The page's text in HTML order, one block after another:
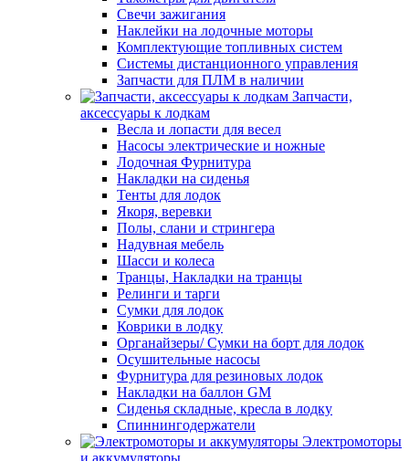
Свечи зажигания
Наклейки на лодочные моторы
Комплектующие топливных систем
Системы дистанционного управления
Запчасти для ПЛМ в наличии
Запчасти,
аксессуары к лодкам
Весла и лопасти для весел
Насосы электрические и ножные
Лодочная Фурнитура
Накладки на сиденья
Тенты для лодок
Якоря, веревки
Полы, слани и стрингера
Надувная мебель
Шасси и колеса
Транцы, Накладки на транцы
Релинги и тарги
Сумки для лодок
Коврики в лодку
Органайзеры/ Сумки на борт для лодок
Осушительные насосы
Фурнитура для резиновых лодок
Накладки на баллон GM
Сиденья складные, кресла в лодку
Спиннингодержатели
Электромоторы
и аккумуляторы